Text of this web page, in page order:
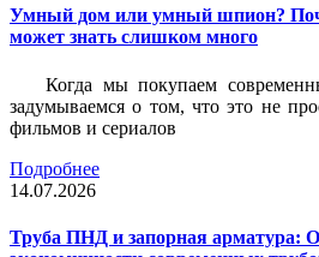
Умный дом или умный шпион?
может знать слишком много
Когда мы покупаем
задумываемся о том, что это не
фильмов и сериалов
Подробнее
14.07.2026
Труба ПНД и запорная арматура: